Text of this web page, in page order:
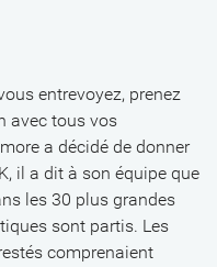
entrevoyez, prenez
avec tous vos
a décidé de donner
il a dit à son équipe que
les 30 plus grandes
sont partis. Les
comprenaient